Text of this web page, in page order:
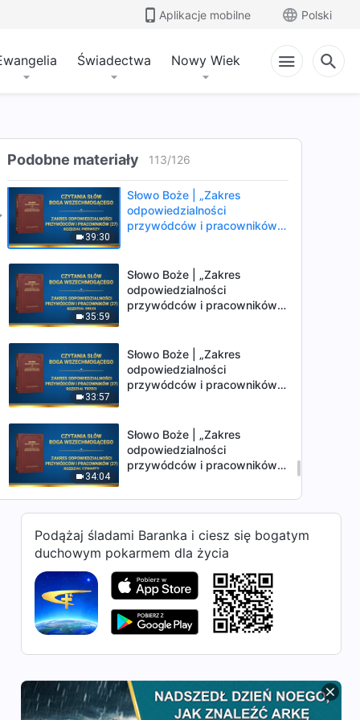
Aplikacje mobilne Polski
Świadectwa Nowy Wiek
Podobne materiały 113/126
przywódców i pracowników
(26)” (Rozdział czwarty)
28:14
(26)” (Rozdział piąty)
39:30
Słowo Boże | „Zakres
odpowiedzialności
przywódców i pracowników
35:59
Słowo Boże | „Zakres
odpowiedzialności
przywódców i pracowników
33:57
Słowo Boże | „Zakres
odpowiedzialności
przywódców i pracowników
34:04
Słowo Boże | „Zakres
odpowiedzialności
przywódców i pracowników
35:03
Słowo Boże | „Zakres
odpowiedzialności
przywódców i pracowników
(27)” (Rozdział piąty)
38:03
Słowo Boże | „Zakres
odpowiedzialności
przywódców i pracowników
47:36
odpowiedzialności
przywódców i pracowników
Podążaj śladami Baranka i ciesz się bogatym
duchowym pokarmem dla życia